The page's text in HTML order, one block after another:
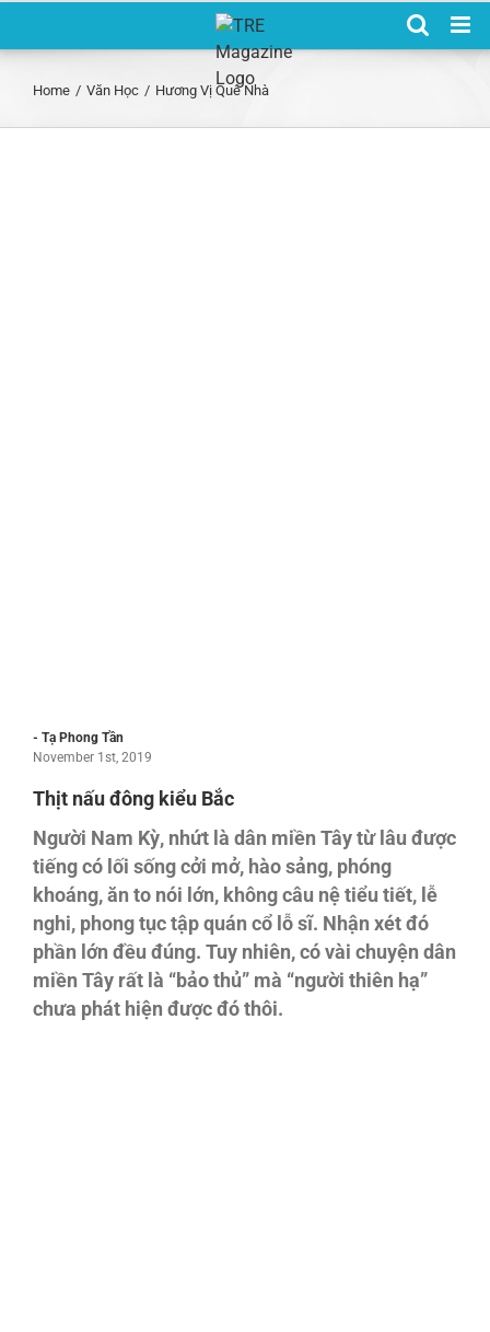
Home / Văn Học / Hương Vị Quê Nhà
- Tạ Phong Tần
November 1st, 2019
Thịt nấu đông kiểu Bắc
Người Nam Kỳ, nhứt là dân miền Tây từ lâu được
tiếng có lối sống cởi mở, hào sảng, phóng
khoáng, ăn to nói lớn, không câu nệ tiểu tiết, lễ
nghi, phong tục tập quán cổ lỗ sĩ. Nhận xét đó
phần lớn đều đúng. Tuy nhiên, có vài chuyện dân
miền Tây rất là “bảo thủ” mà “người thiên hạ”
chưa phát hiện được đó thôi.